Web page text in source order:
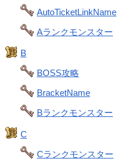
AutoTicketLinkName
Aランクモンスター
B
BOSS攻略
BracketName
Bランクモンスター
C
Cランクモンスター